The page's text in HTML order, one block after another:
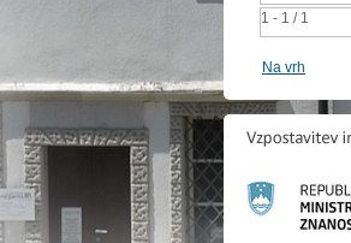
1 - 1 / 1
Na vrh